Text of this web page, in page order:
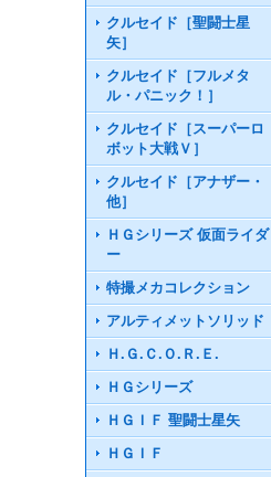
クルセイド［聖闘士星
矢］
クルセイド［フルメタ
ル・パニック！］
クルセイド［スーパーロ
ボット大戦Ｖ］
クルセイド［アナザー・
他］
ＨＧシリーズ 仮面ライダ
ー
特撮メカコレクション
アルティメットソリッド
Ｈ.Ｇ.Ｃ.Ｏ.Ｒ.Ｅ.
ＨＧシリーズ
ＨＧＩＦ 聖闘士星矢
ＨＧＩＦ